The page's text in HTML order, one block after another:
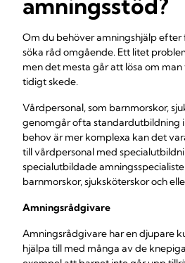
amningsstöd?
Om du behöver amningshjälp efter
söka råd omgående. Ett litet
men det mesta går att lösa om
tidigt skede.
Vårdpersonal, som barnmorskor,
genomgår ofta standardutbildning
behov är mer komplexa kan det
till vårdpersonal med
specialutbildade
barnmorskor, sjuksköterskor och
Amningsrådgivare
Amningsrådgivare har en djupare
hjälpa till med många av de